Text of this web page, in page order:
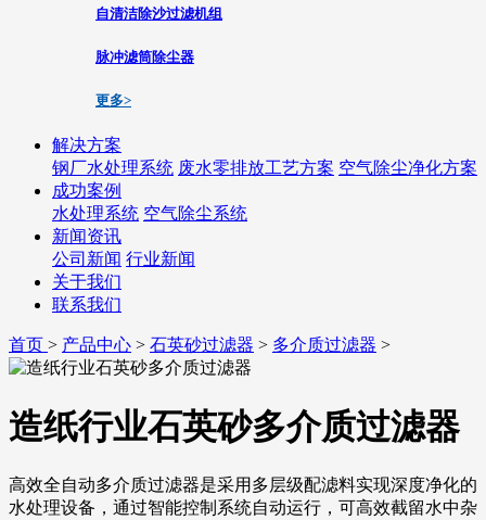
自清洁除沙过滤机组
脉冲滤筒除尘器
更多>
解决方案
钢厂水处理系统 废水零排放工艺方案 空气除尘净化方案
成功案例
水处理系统 空气除尘系统
新闻资讯
公司新闻 行业新闻
关于我们
联系我们
首页 > 产品中心 > 石英砂过滤器 > 多介质过滤器 >
造纸行业石英砂多介质过滤器
高效全自动多介质过滤器是采用多层级配滤料实现深度净化的
水处理设备，通过智能控制系统自动运行，可高效截留水中杂